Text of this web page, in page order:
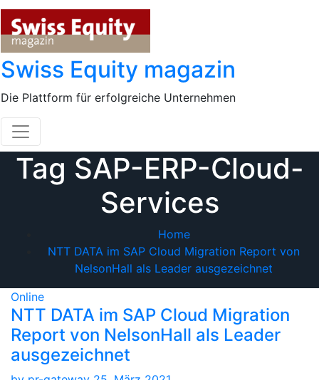
Skip
content
Swiss Equity magazin
Die Plattform für erfolgreiche Unternehmen
Tag SAP-ERP-Cloud-
Services
Home
NTT DATA im SAP Cloud Migration Report von
NelsonHall als Leader ausgezeichnet
Online
NTT DATA im SAP Cloud Migration
Report von NelsonHall als Leader
ausgezeichnet